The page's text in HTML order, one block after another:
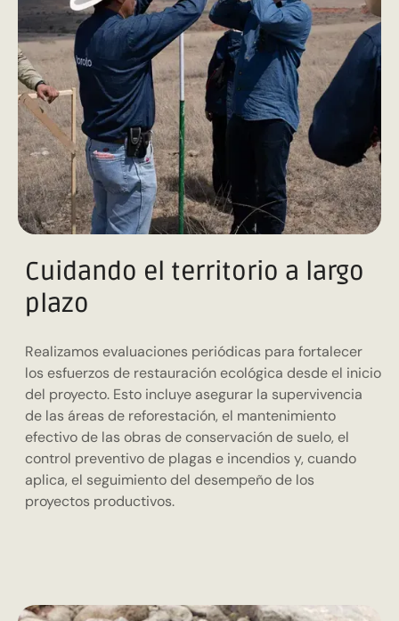
Cuidando el territorio a largo
plazo
Realizamos evaluaciones periódicas para fortalecer
los esfuerzos de restauración ecológica desde el inicio
del proyecto. Esto incluye asegurar la supervivencia
de las áreas de reforestación, el mantenimiento
efectivo de las obras de conservación de suelo, el
control preventivo de plagas e incendios y, cuando
aplica, el seguimiento del desempeño de los
proyectos productivos.